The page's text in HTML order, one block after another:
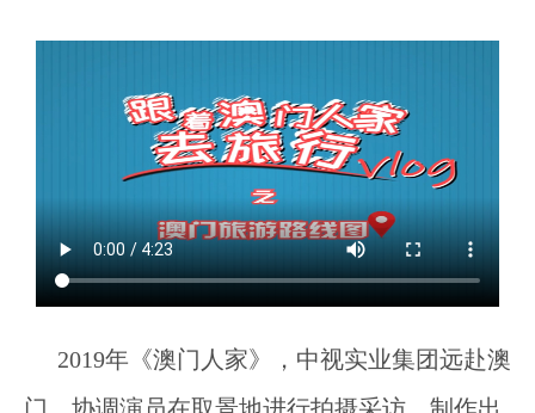
2019年《澳门人家》，中视实业集团远赴澳